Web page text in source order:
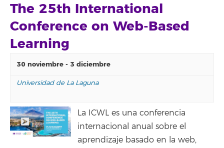
The 25th International
Conference on Web-Based
Learning
30 noviembre - 3 diciembre
Universidad de La Laguna
La ICWL es una conferencia
internacional anual sobre el
aprendizaje basado en la web,